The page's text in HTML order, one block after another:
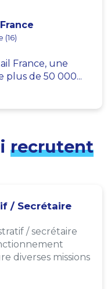
(16)
France, une
plus de 50 000...
recrutent
/ Secrétaire
/ secrétaire
diverses missions